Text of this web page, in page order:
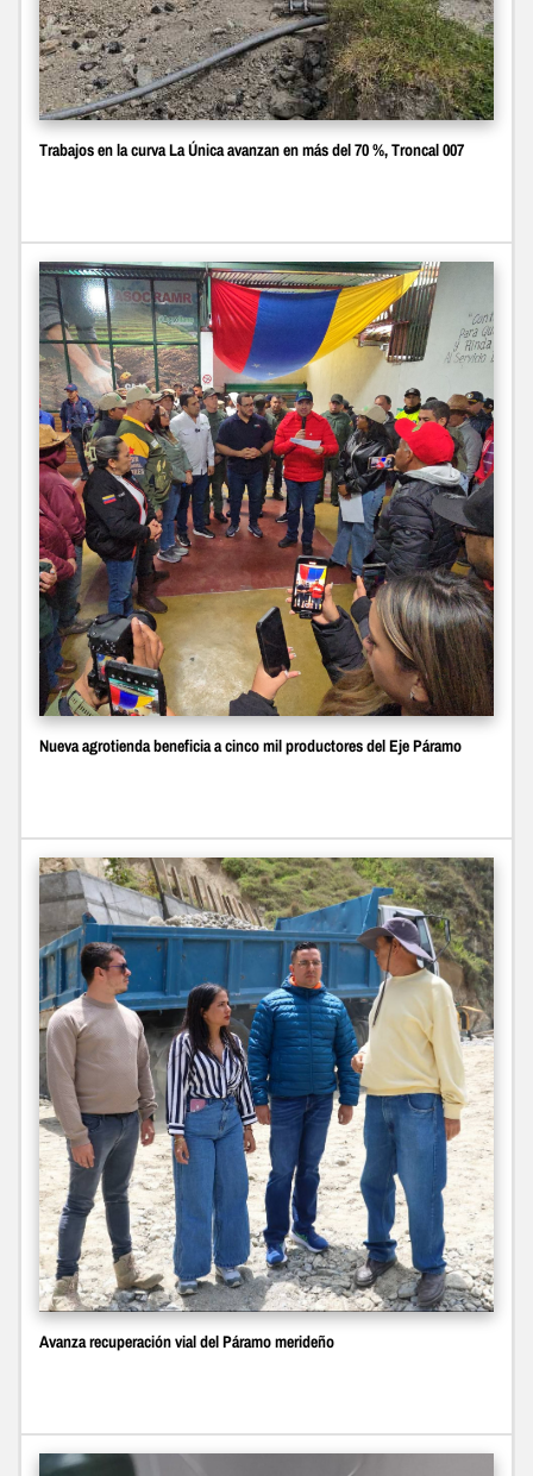
Trabajos en la curva La Única avanzan en más del 70 %, Troncal 007
Nueva agrotienda beneficia a cinco mil productores del Eje Páramo
Avanza recuperación vial del Páramo merideño